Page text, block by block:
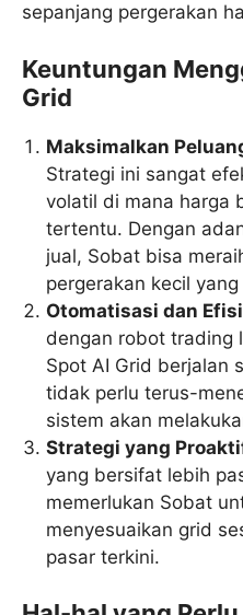
sepanjang pergerakan
Keuntungan
Grid
Maksimalkan
Strategi ini sangat
volatil di mana harga
tertentu. Dengan
jual, Sobat bisa
pergerakan kecil
Otomatisasi dan
dengan robot trading
Spot AI Grid berjalan
tidak perlu terus-
sistem akan
Strategi yang
yang bersifat lebih
memerlukan Sobat
menyesuaikan grid
pasar terkini.